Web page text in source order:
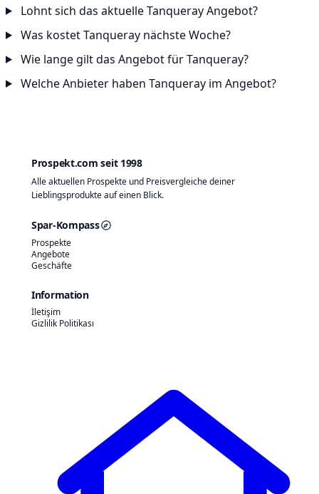
Lohnt sich das aktuelle Tanqueray Angebot?
Was kostet Tanqueray nächste Woche?
Wie lange gilt das Angebot für Tanqueray?
Welche Anbieter haben Tanqueray im Angebot?
Prospekt.com seit 1998
Alle aktuellen Prospekte und Preisvergleiche deiner
Lieblingsprodukte auf einen Blick.
Spar-Kompass
Prospekte
Angebote
Geschäfte
Information
İletişim
Gizlilik Politikası